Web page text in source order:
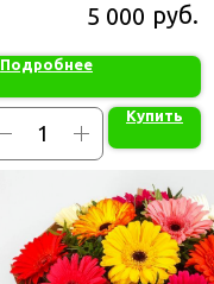
5 000 руб.
Подробнее
Купить